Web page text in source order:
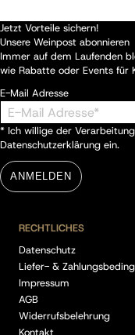
Jetzt Vorteile sichern!
Unsere Weinpost abonnieren
Immer auf dem Laufenden
wie Rabatte oder Events für
E-Mail Adresse
* Ich willige der
Datenschutzerklärung ein.
ANMELDEN
RECHTLICHES
Datenschutz
Liefer- &
Impressum
AGB
Widerrufsbelehrung